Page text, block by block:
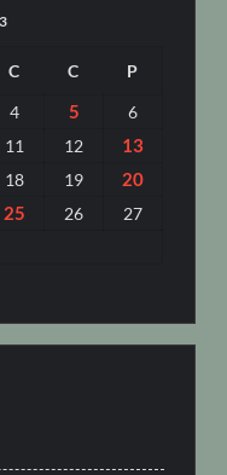
C C P
4 5 6
11 12 13
18 19
20
25 26
27